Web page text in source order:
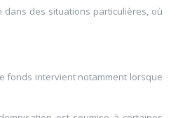
dans des situations particulières, où
fonds intervient notamment lorsque